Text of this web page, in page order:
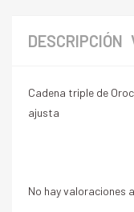
DESCRIPCIÓN
Cadena triple de
ajusta
No hay valoraciones